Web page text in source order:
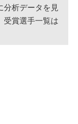
分析データを見
受賞選手一覧は